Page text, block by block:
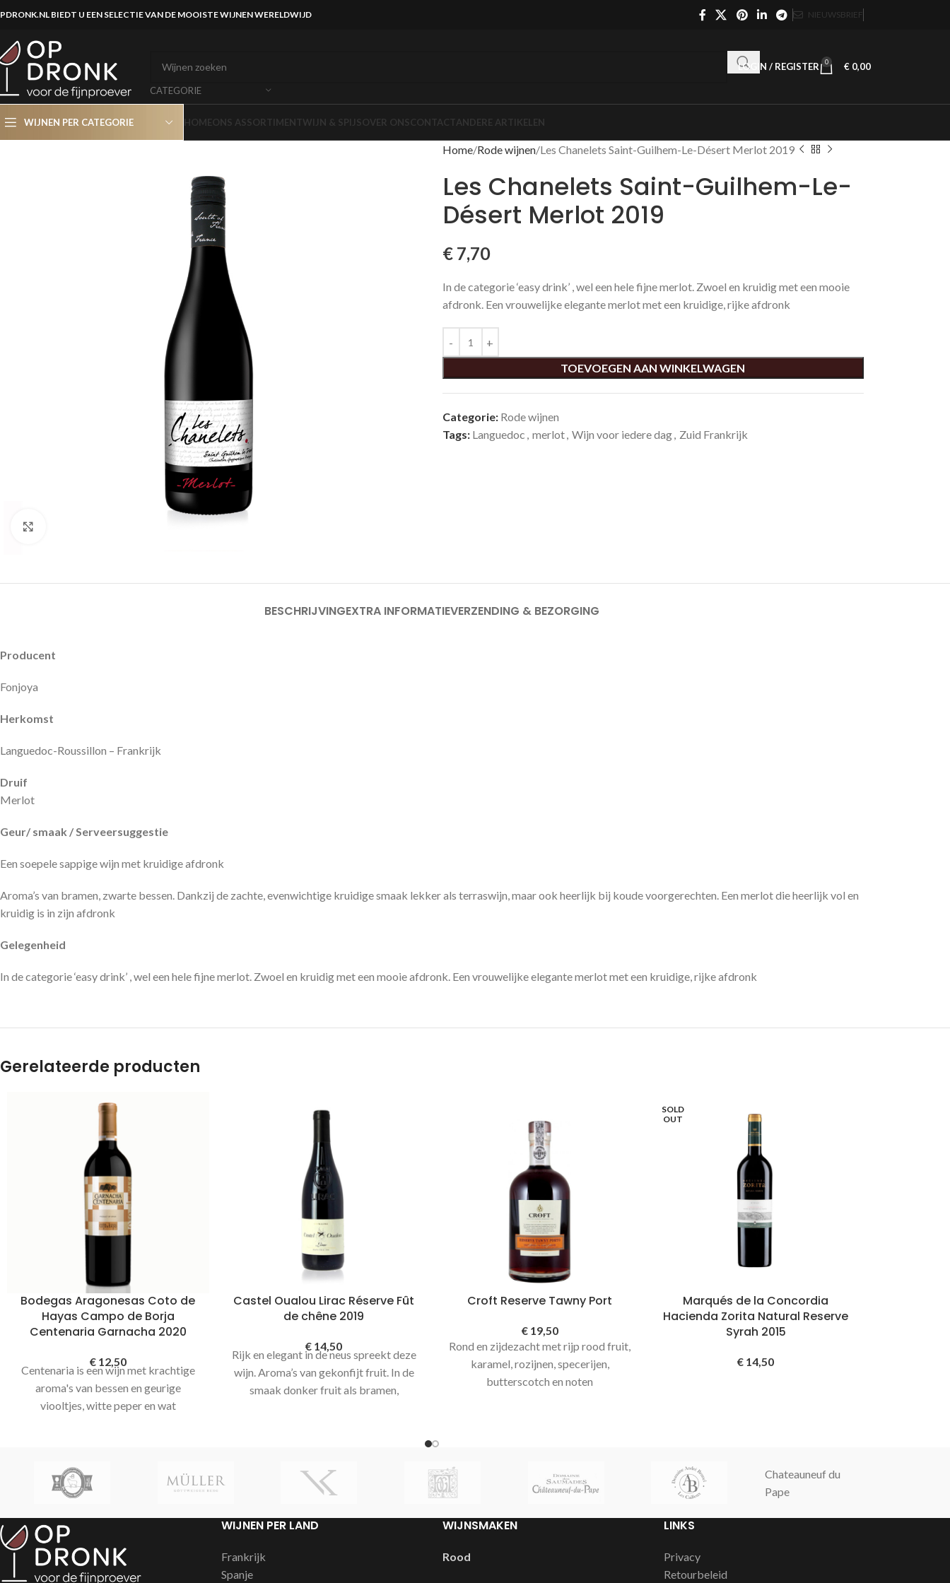
BIEDT U EEN SELECTIE VAN DE MOOISTE WIJNEN WERELDWIJD NIEUWSBRIEF
CATEGORIE
LOGIN / REGISTER 0 € 0,00
WIJNEN PER CATEGORIE HOMEONS ASSORTIMENTWIJN & SPIJSOVER ONSCONTACTANDERE ARTIKELEN
Home Rode wijnen Les Chanelets Saint-Guilhem-Le-Désert Merlot 2019
Les Chanelets Saint-Guilhem-Le-
Désert Merlot 2019
€7,70
In de categorie ‘easy drink’ , wel een hele fijne merlot. Zwoel en kruidig met een mooie
afdronk. Een vrouwelijke elegante merlot met een kruidige, rijke afdronk
TOEVOEGEN AAN WINKELWAGEN
Categorie: Rode wijnen
Tags: Languedoc , merlot, Wijn voor iedere dag, Zuid Frankrijk
BESCHRIJVINGEXTRA INFORMATIEVERZENDING & BEZORGING
Producent
Fonjoya
Herkomst
Languedoc-Roussillon – Frankrijk
Druif
Merlot
Geur/ smaak / Serveersuggestie
Een soepele sappige wijn met kruidige afdronk
Aroma’s van bramen, zwarte bessen. Dankzij de zachte, evenwichtige kruidige smaak lekker als terraswijn, maar ook heerlijk bij koude voorgerechten. Een merlot die heerlijk vol en
kruidig is in zijn afdronk
Gelegenheid
In de categorie ‘easy drink’ , wel een hele fijne merlot. Zwoel en kruidig met een mooie afdronk. Een vrouwelijke elegante merlot met een kruidige, rijke afdronk
Gerelateerde producten
Bodegas Aragonesas Coto de
Hayas Campo de Borja
Centenaria Garnacha 2020
€12,50
Centenaria is een wijn met krachtige
aroma's van bessen en geurige
viooltjes, witte peper en wat
Een krachtige wijn, heerlijk bij
lamsvlees of wild.
Castel Oualou Lirac Réserve Fût
de chêne 2019
€ 14,50
Rijk en elegant in de neus spreekt deze
wijn. Aroma’s van gekonfijt fruit. In de
smaak donker fruit als bramen,
bergen met de warme stenen in de
gaard en de Mont Ventoux in het
niet. Hier liggen de wijngaarden van
wijnen die wereldwijd bekroond
Croft Reserve Tawny Port
€19,50
Rond en zijdezacht met rijp rood fruit,
karamel, rozijnen, specerijen,
butterscotch en noten
SOLD
OUT
Marqués de la Concordia
Hacienda Zorita Natural Reserve
Syrah 2015
€ 14,50
Chateauneuf du
Pape
WIJNEN PER LAND
Frankrijk
Spanje
WIJNSMAKEN
Rood
LINKS
Privacy
Retourbeleid